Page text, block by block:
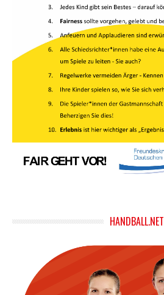
HANDBALL.NET